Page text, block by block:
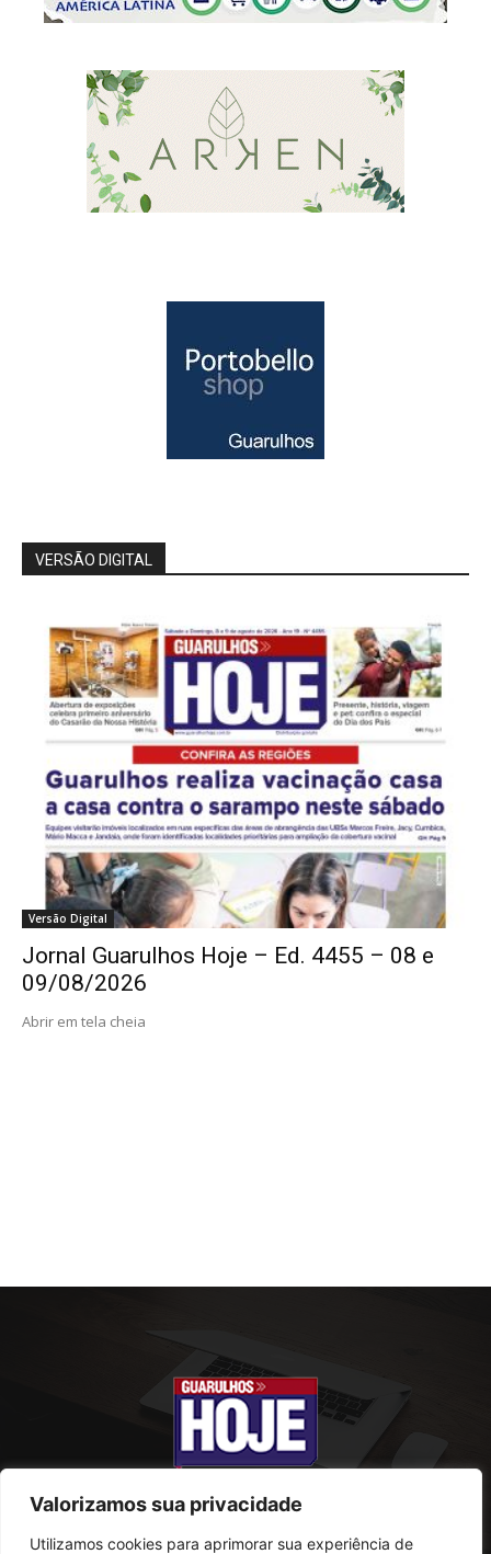
Valorizamos sua privacidade
Utilizamos cookies para aprimorar sua experiência de
VERSÃO DIGITAL
Versão Digital
Jornal Guarulhos Hoje – Ed. 4455 – 08 e
09/08/2026
Abrir em tela cheia
SOBRE NÓS